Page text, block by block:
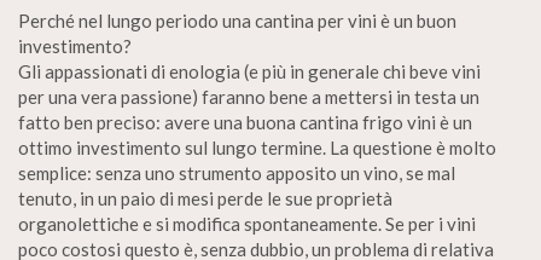
Perché nel lungo periodo una cantina per vini è un buon
investimento?
Gli appassionati di enologia (e più in generale chi beve vini
per una vera passione) faranno bene a mettersi in testa un
fatto ben preciso: avere una buona cantina frigo vini è un
ottimo investimento sul lungo termine. La questione è molto
semplice: senza uno strumento apposito un vino, se mal
tenuto, in un paio di mesi perde le sue proprietà
organolettiche e si modifica spontaneamente. Se per i vini
poco costosi questo è, senza dubbio, un problema di relativa